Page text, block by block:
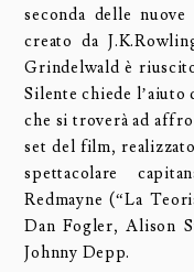
seconda delle
creato da
Grindelwald è
Silente chiede l’aiuto
che si troverà ad
set del film,
spettacolare
Redmayne (“La
Dan Fogler, Alison
Johnny Depp.